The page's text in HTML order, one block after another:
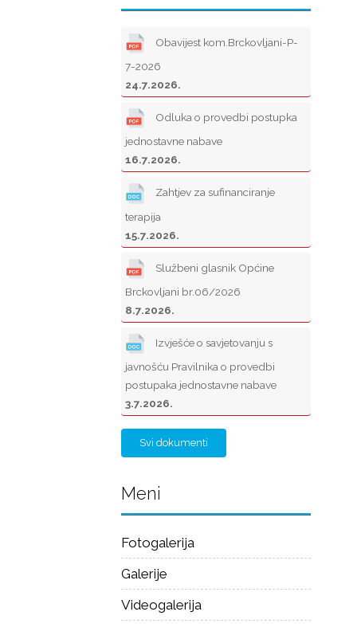
Obavijest kom.Brckovljani-P-
7-2026
24.7.2026.
Odluka o provedbi postupka
jednostavne nabave
16.7.2026.
Zahtjev za sufinanciranje
terapija
15.7.2026.
Službeni glasnik Općine
Brckovljani br.06/2026
8.7.2026.
Izvješće o savjetovanju s
javnošću Pravilnika o provedbi
postupaka jednostavne nabave
3.7.2026.
Svi dokumenti
Meni
Fotogalerija
Galerije
Videogalerija